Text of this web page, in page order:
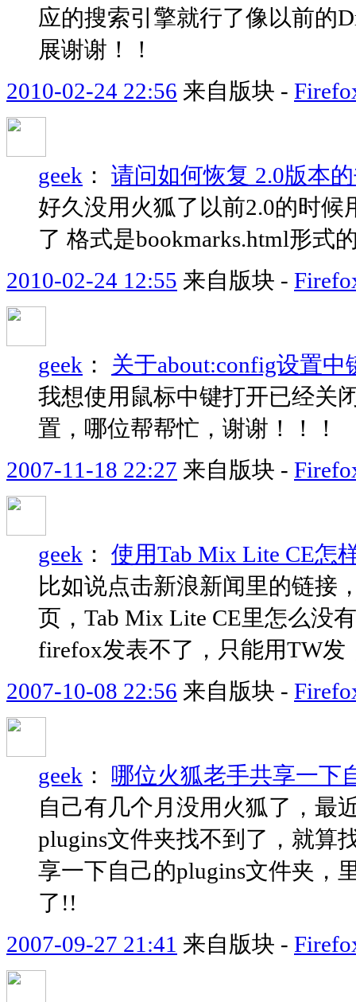
应的搜索引擎就行了像以前的
展谢谢！！
2010-02-24 22:56 来自版块 -
geek ： 请问如何恢复 2.0版本
好久没用火狐了以前2.0的时
了 格式是bookmarks.html形式
2010-02-24 12:55 来自版块 -
geek ： 关于about:config设置
我想使用鼠标中键打开已经关
置，哪位帮帮忙，谢谢！！！
2007-11-18 22:27 来自版块 -
geek ： 使用Tab Mix Lite CE怎
比如说点击新浪新闻里的链接
页，Tab Mix Lite CE里怎么没
firefox发表不了，只能用TW发
2007-10-08 22:56 来自版块 -
geek ： 哪位火狐老手共享一下
自己有几个月没用火狐了，最
plugins文件夹找不到了，就算
享一下自己的plugins文件夹，
了!!
2007-09-27 21:41 来自版块 -